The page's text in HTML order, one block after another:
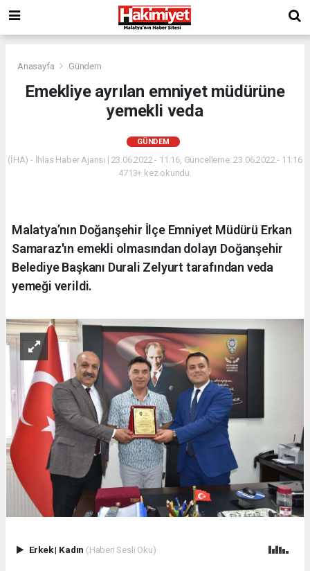
Anasayfa Gündem
Emekliye ayrılan emniyet müdürüne
yemekli veda
GÜNDEM
(İHA) - İhlas Haber Ajansı | 23.06.2022 - 11:16, Güncelleme: 23.06.2022 - 11:16
4713+ kez okundu.
Malatya’nın Doğanşehir İlçe Emniyet Müdürü Erkan
Samaraz'ın emekli olmasından dolayı Doğanşehir
Belediye Başkanı Durali Zelyurt tarafından veda
yemeği verildi.
Erkek| Kadın (Haberi Sesli Oku)